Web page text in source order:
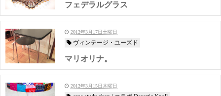
フェデラルグラス
2012年3月17日土曜日
ヴィンテージ・ユーズド
マリオリナ。
2012年3月15日木曜日